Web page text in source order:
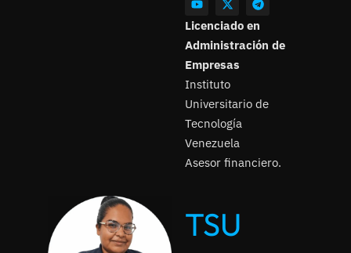
Licenciado en
Administración de
Empresas
Instituto
Universitario de
Tecnología
Venezuela
Asesor financiero.
TSU